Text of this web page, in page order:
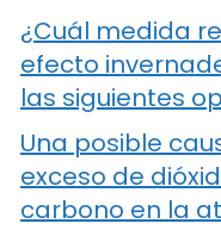
¿Cuál medida
efecto
las siguientes
Una posible
exceso de
carbono en la